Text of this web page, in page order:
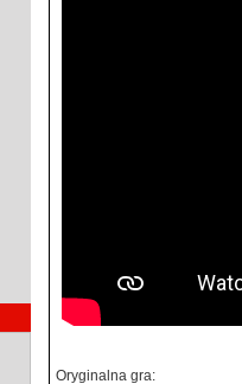
Oryginalna gra: